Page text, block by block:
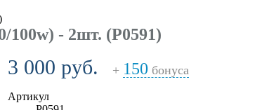
100w) - 2шт. (P0591)
3 000 руб. + 150 бонуса
Артикул